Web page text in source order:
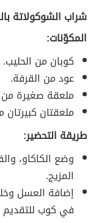
شراب الشوكولاتة
المكوّنات:
كوبان من الحليب.
عود من القرفة.
ملعقة صغيرة من
ملعقتان كبيرتان
طريقة التحضير:
وضع الكاكاو،
المزيج.
إضافة العسل
في كوب للتقديم